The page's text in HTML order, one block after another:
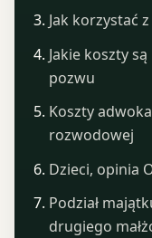
Jak korzystać
Jakie koszty
pozwu
Koszty
rozwodowej
Dzieci, opinia
Podział
drugiego